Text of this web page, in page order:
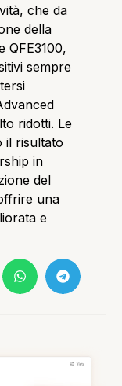
che da
della
QFE3100,
sempre
ridotti. Le
il risultato
in
del
una
e